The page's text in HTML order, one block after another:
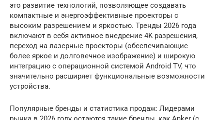
это развитие технологий, позволяющее создавать
компактные и энергоэффективные проекторы с
высоким разрешением и яркостью. Тренды 2026 года
включают в себя активное внедрение 4K разрешения,
переход на лазерные проекторы (обеспечивающие
более яркое и долговечное изображение) и широкую
интеграцию с операционной системой Android TV, что
значительно расширяет функциональные возможности
устройства.
Популярные бренды и статистика продаж: Лидерами